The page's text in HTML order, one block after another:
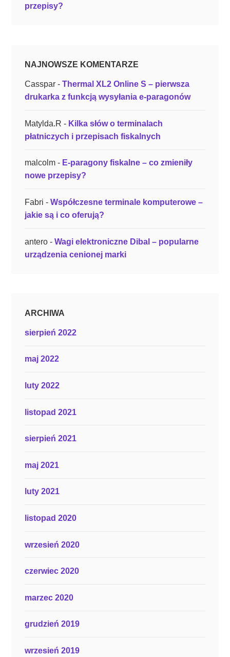
przepisy?
NAJNOWSZE KOMENTARZE
Casspar- Thermal XL2 Online S – pierwsza
drukarka z funkcją wysyłania e-paragonów
Matylda.R - Kilka słów o terminalach
płatniczych i przepisach fiskalnych
malcolm- E-paragony fiskalne – co zmieniły
nowe przepisy?
Fabri - Współczesne terminale komputerowe –
jakie są i co oferują?
antero- Wagi elektroniczne Dibal – popularne
urządzenia cenionej marki
ARCHIWA
sierpień 2022
maj 2022
luty 2022
listopad 2021
sierpień 2021
maj 2021
luty 2021
listopad 2020
wrzesień 2020
czerwiec 2020
marzec 2020
grudzień 2019
wrzesień 2019